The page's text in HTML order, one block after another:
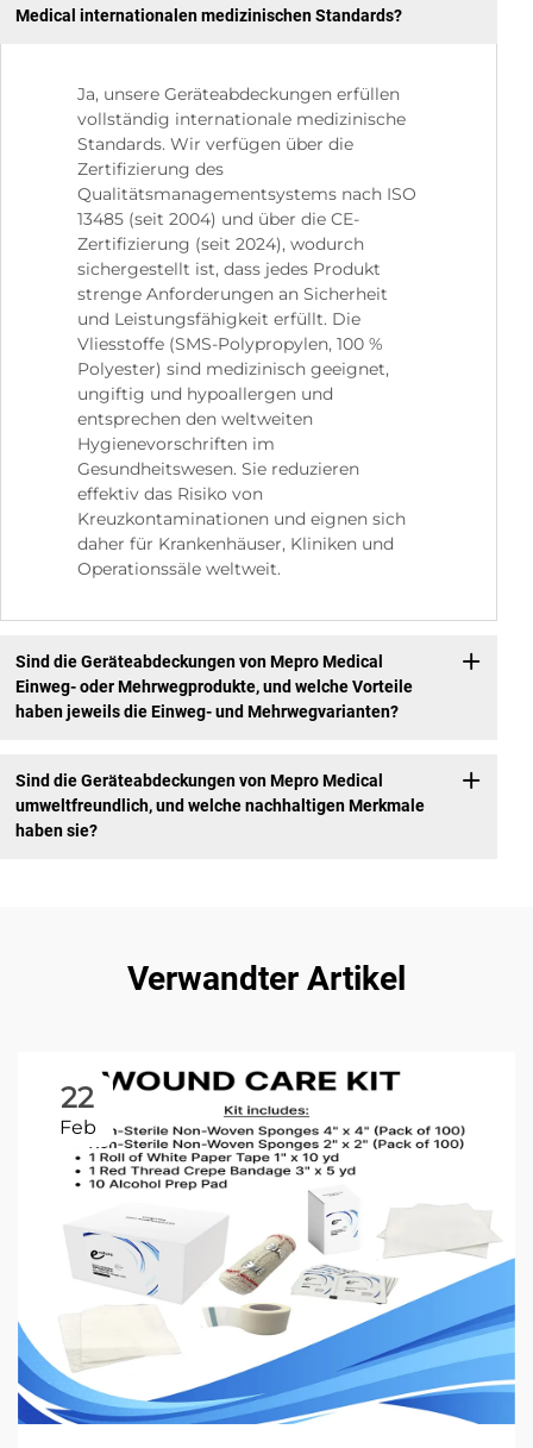
Medical internationalen medizinischen Standards?
Ja, unsere Geräteabdeckungen erfüllen
vollständig internationale medizinische
Standards. Wir verfügen über die
Zertifizierung des
Qualitätsmanagementsystems nach ISO
13485 (seit 2004) und über die CE-
Zertifizierung (seit 2024), wodurch
sichergestellt ist, dass jedes Produkt
strenge Anforderungen an Sicherheit
und Leistungsfähigkeit erfüllt. Die
Vliesstoffe (SMS-Polypropylen, 100 %
Polyester) sind medizinisch geeignet,
ungiftig und hypoallergen und
entsprechen den weltweiten
Hygienevorschriften im
Gesundheitswesen. Sie reduzieren
effektiv das Risiko von
Kreuzkontaminationen und eignen sich
daher für Krankenhäuser, Kliniken und
Operationssäle weltweit.
Sind die Geräteabdeckungen von Mepro Medical
Einweg- oder Mehrwegprodukte, und welche Vorteile
haben jeweils die Einweg- und Mehrwegvarianten?
Sind die Geräteabdeckungen von Mepro Medical
umweltfreundlich, und welche nachhaltigen Merkmale
haben sie?
Verwandter Artikel
22
Feb